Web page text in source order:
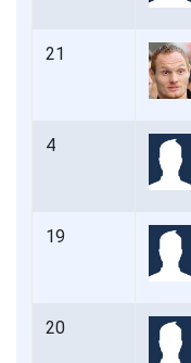
21
4
19
20